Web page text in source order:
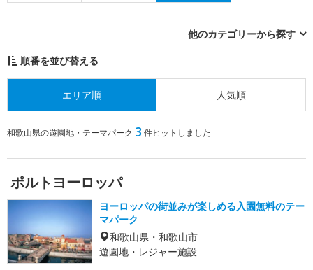
他のカテゴリーから探す
順番を並び替える
エリア順 人気順
和歌山県の遊園地・テーマパーク 3 件ヒットしました
ポルトヨーロッパ
ヨーロッパの街並みが楽しめる入園無料のテー
マパーク
和歌山県・和歌山市
遊園地・レジャー施設